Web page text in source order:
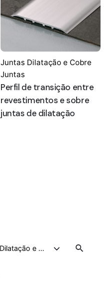
Juntas Dilatação e Cobre Juntas
Juntas Dilatação e Cobre
Juntas
Perfil de transição entre
revestimentos e sobre
juntas de dilatação